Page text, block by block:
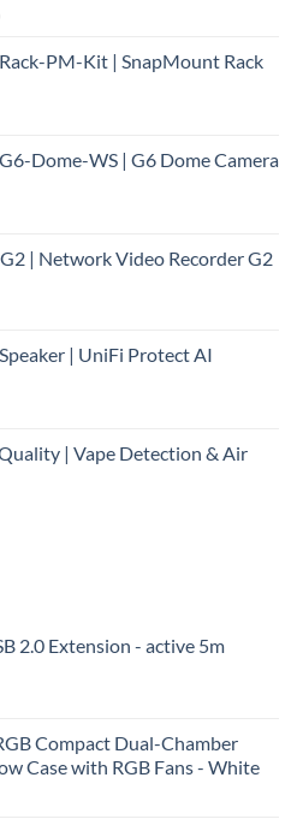
is:
PM-Kit | SnapMount Rack
Dome-WS | G6 Dome Camera
| Network Video Recorder G2
| UniFi Protect AI
| Vape Detection & Air
2.0 Extension - active 5m
Compact Dual-Chamber
Case with RGB Fans - White